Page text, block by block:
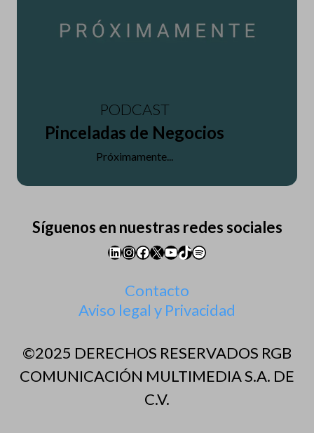
PODCAST
Pinceladas de Negocios
Próximamente...
Síguenos en nuestras redes sociales
LinkedIn
Instagram
Facebook
X YouTube
TikTok
Spotify
Contacto
Aviso legal y Privacidad
©2025 DERECHOS RESERVADOS RGB
COMUNICACIÓN MULTIMEDIA S.A. DE
C.V.